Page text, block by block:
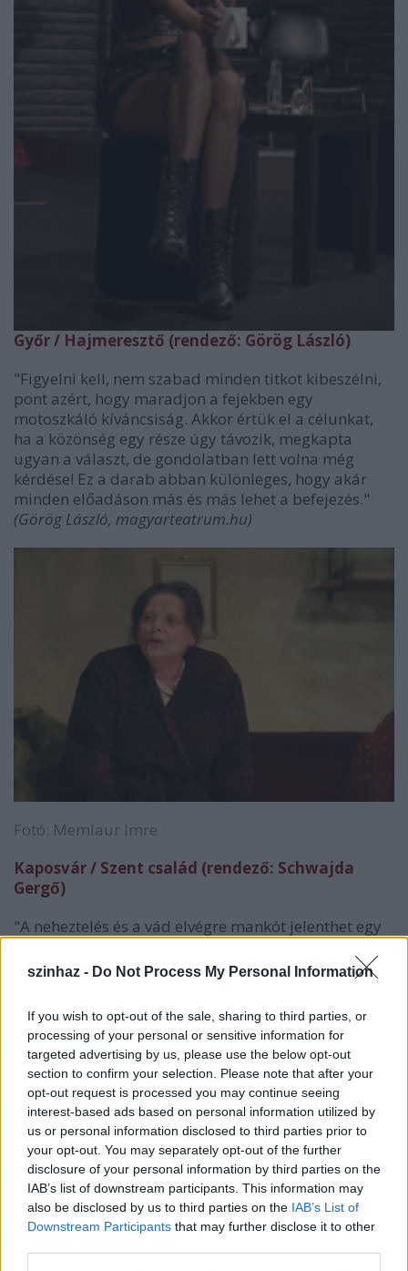
szinhaz - Do Not Process My Personal Information
If you wish to opt-out of the sale, sharing to third parties, or
processing of your personal or sensitive information for
targeted advertising by us, please use the below opt-out
section to confirm your selection. Please note that after your
opt-out request is processed you may continue seeing
interest-based ads based on personal information utilized by
us or personal information disclosed to third parties prior to
your opt-out. You may separately opt-out of the further
disclosure of your personal information by third parties on the
IAB’s list of downstream participants. This information may
also be disclosed by us to third parties on the IAB’s List of
Downstream Participants that may further disclose it to other
Győr / Hajmeresztő (rendező: Görög László)
"Figyelni kell, nem szabad minden titkot kibeszélni,
pont azért, hogy maradjon a fejekben egy
motoszkáló kíváncsiság. Akkor értük el a célunkat,
ha a közönség egy része úgy távozik, megkapta
ugyan a választ, de gondolatban lett volna még
kérdése! Ez a darab abban különleges, hogy akár
minden előadáson más és más lehet a befejezés."
(Görög László, magyarteatrum.hu)
Fotó: Memlaur Imre
Kaposvár / Szent család (rendező: Schwajda
Gergő)
"A neheztelés és a vád elvégre mankót jelenthet egy
magányosak, kegyetlenek, ingerültek és
varjúszerűek. Nem merik megérteni a másikat, mert
harag van a szívükben. De hát nehéz haragudni
rájuk, hisz az érzésekhez leckét sem igen kapunk.
Szinte meghülyít minket a tudat, hogy jól kell
járnunk, különben végünk van. Pedig inkább jót kéne
tennünk."(Lázár Kati, kaposvarmost.hu)